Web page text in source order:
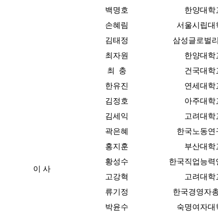
이 사
백명호
한양대학
손혜림
서울시립대
김태정
삼성글로벌
최자원
한양대학
최 충
건국대학
한유진
연세대학
김정호
아주대학
김세익
고려대학
곽은혜
한국노동연
홍지훈
부산대학
황성수
한국직업능력
고강혁
고려대학
류기정
한국경영자
박윤수
숙명여자대